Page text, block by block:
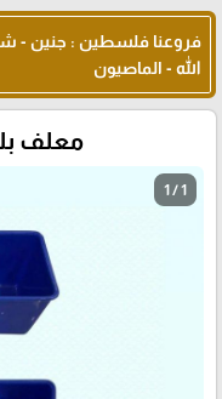
فروعنا فلسطين : جنين -
الله - الماصيون
معلف
1 / 1